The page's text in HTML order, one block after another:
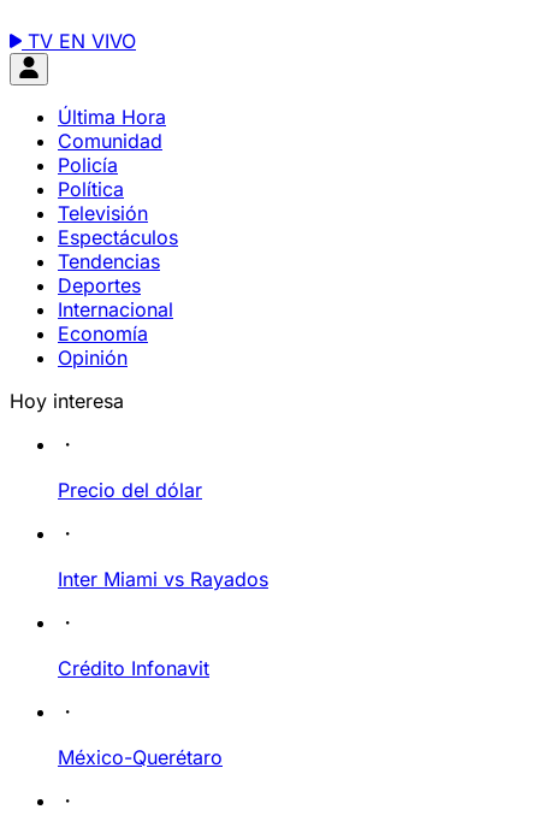
TV EN VIVO
Última Hora
Comunidad
Policía
Política
Televisión
Espectáculos
Tendencias
Deportes
Internacional
Economía
Opinión
Hoy interesa
Precio del dólar
Inter Miami vs Rayados
Crédito Infonavit
México-Querétaro